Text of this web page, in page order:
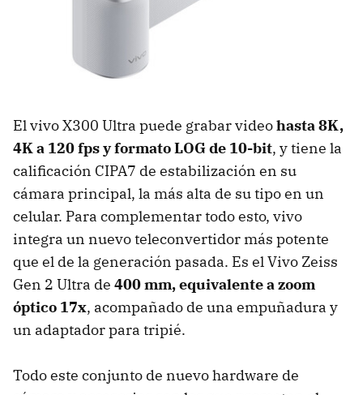
El vivo X300 Ultra puede grabar videohasta 8K,
4K a 120 fps y formato LOG de 10-bit, y tiene la
calificación CIPA7 de estabilización en su
cámara principal, la más alta de su tipo en un
celular. Para complementar todo esto, vivo
integra un nuevo teleconvertidor más potente
que el de la generación pasada. Es el Vivo Zeiss
Gen 2 Ultra de 400 mm, equivalente a zoom
óptico 17x, acompañado de una empuñadura y
un adaptador para tripié.
Todo este conjunto de nuevo hardware de